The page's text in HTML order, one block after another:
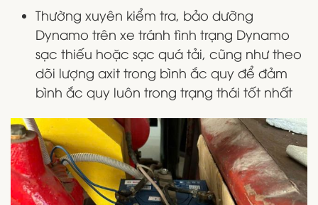
Thường xuyên kiểm tra, bảo dưỡng
Dynamo trên xe tránh tình trạng Dynamo
sạc thiếu hoặc sạc quá tải, cũng như theo
dõi lượng axit trong bình ắc quy để đảm
bình ắc quy luôn trong trạng thái tốt nhất